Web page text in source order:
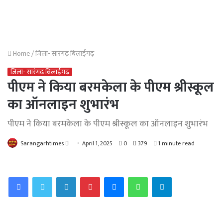
Home/जिला- सारंगढ़ बिलाईगढ़
जिला- सारंगढ़ बिलाईगढ़
पीएम ने किया बरमकेला के पीएम श्रीस्कूल
का ऑनलाइन शुभारंभ
पीएम ने किया बरमकेला के पीएम श्रीस्कूल का ऑनलाइन शुभारंभ
Sarangarhtimes
Send April 1, 2025 0 379 1 minute read
FacebookTwitterLinkedInPinterestMessengerWhatsAppTelegram